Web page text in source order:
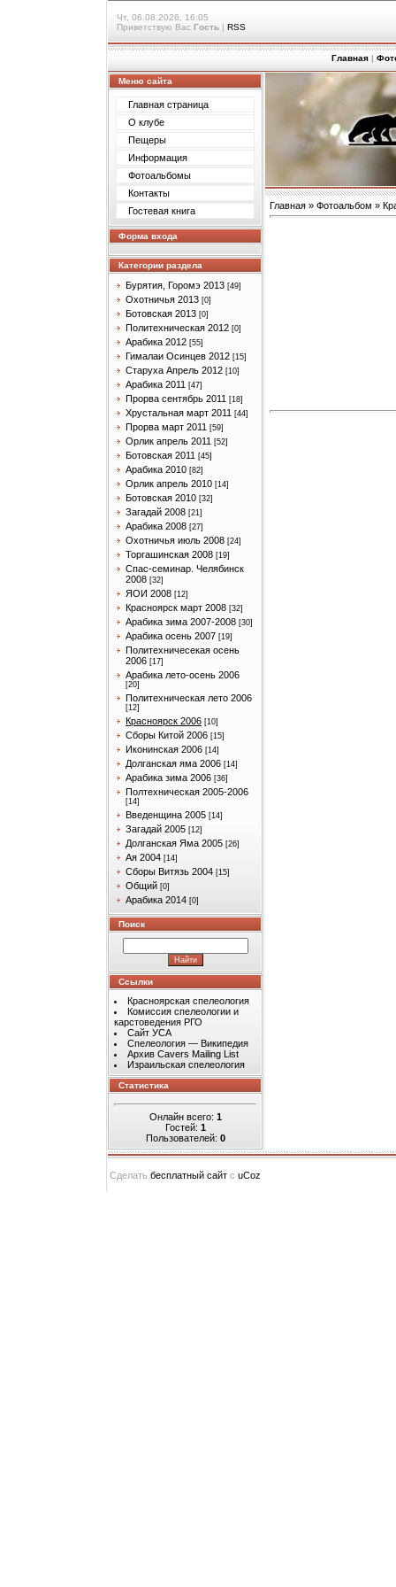
Чт, 06.08.2026, 16:05
Приветствую Вас Гость | RSS
Главная |
Меню сайта
Главная страница
О клубе
Пещеры
Информация
Фотоальбомы
Контакты
Гостевая книга
Форма входа
Категории раздела
Бурятия, Горомэ 2013 [49]
Охотничья 2013 [0]
Ботовская 2013 [0]
Политехническая 2012 [0]
Арабика 2012 [55]
Гималаи Осинцев 2012 [15]
Старуха Апрель 2012 [10]
Арабика 2011 [47]
Прорва сентябрь 2011 [18]
Хрустальная март 2011 [44]
Прорва март 2011 [59]
Орлик апрель 2011 [52]
Ботовская 2011 [45]
Арабика 2010 [82]
Орлик апрель 2010 [14]
Ботовская 2010 [32]
Загадай 2008 [21]
Арабика 2008 [27]
Охотничья июль 2008 [24]
Торгашинская 2008 [19]
Спас-семинар. Челябинск
2008 [32]
ЯОИ 2008 [12]
Красноярск март 2008 [32]
Арабика зима 2007-2008 [30]
Арабика осень 2007 [19]
Политехничесекая осень
2006 [17]
Арабика лето-осень 2006
[20]
Политехническая лето 2006
[12]
Красноярск 2006 [10]
Сборы Китой 2006 [15]
Иконинская 2006 [14]
Долганская яма 2006 [14]
Арабика зима 2006 [36]
Полтехническая 2005-2006
[14]
Введенщина 2005 [14]
Загадай 2005 [12]
Долганская Яма 2005 [26]
Ая 2004 [14]
Сборы Витязь 2004 [15]
Общий [0]
Арабика 2014 [0]
Поиск
Ссылки
Красноярская спелеология
Комиссия спелеологии и
карстоведения РГО
Сайт УСА
Спелеология — Википедия
Архив Cavers Mailing List
Израильская спелеология
Статистика
Онлайн всего: 1
Гостей: 1
Пользователей: 0
Главная » Фотоальбом »
Сделать бесплатный сайт с uCoz